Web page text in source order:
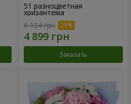
51 разноцветная
хризантема
6 124 грн
Заказать